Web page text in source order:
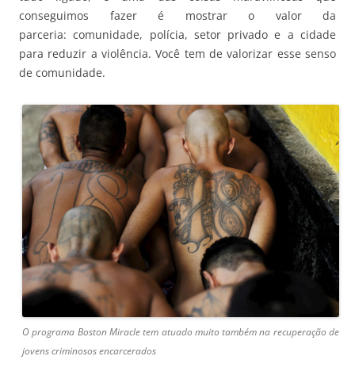
conseguimos fazer é mostrar o valor da
parceria: comunidade, polícia, setor privado e a cidade
para reduzir a violência. Você tem de valorizar esse senso
de comunidade.
O programa Boston Miracle tem atuado muito também na recuperação de
jovens criminosos encarcerados